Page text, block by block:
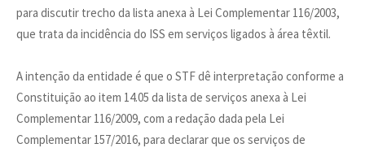
para discutir trecho da lista anexa à Lei Complementar 116/2003,
que trata da incidência do ISS em serviços ligados à área têxtil.
A intenção da entidade é que o STF dê interpretação conforme a
Constituição ao item 14.05 da lista de serviços anexa à Lei
Complementar 116/2009, com a redação dada pela Lei
Complementar 157/2016, para declarar que os serviços de